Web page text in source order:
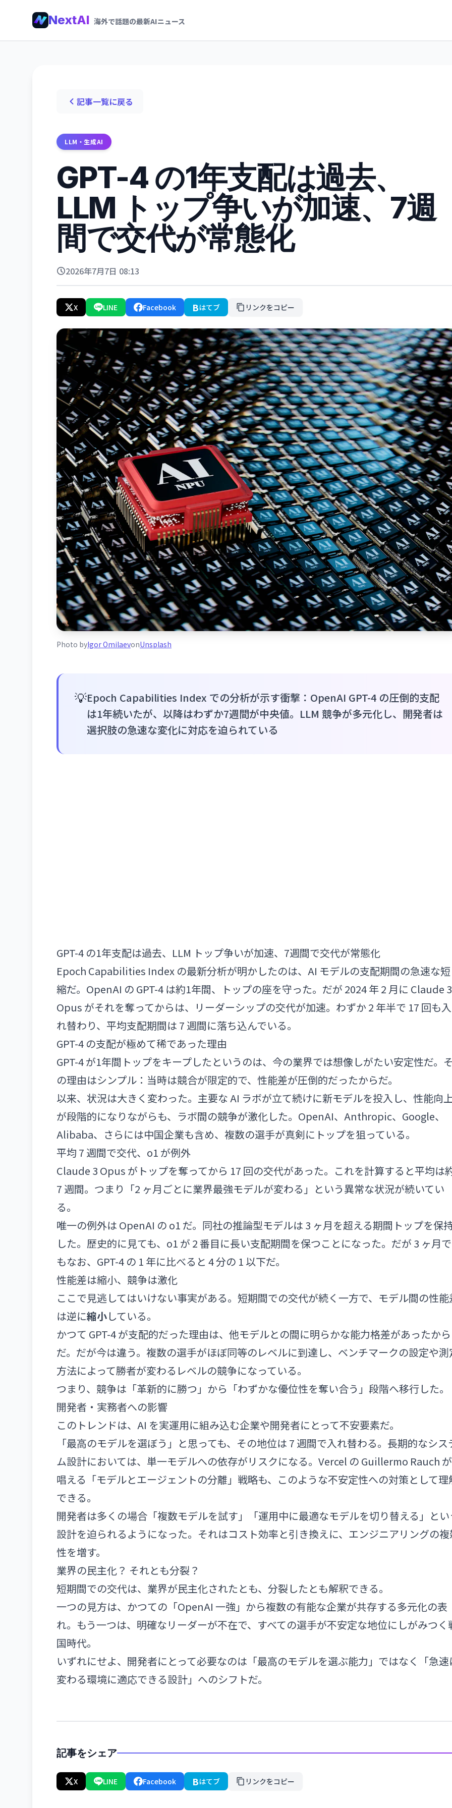
NextAI 海外で話題の最新AIニュース
記事一覧に戻る
LLM・生成AI
GPT-4 の1年支配は過去、
LLM トップ争いが加速、7週
間で交代が常態化
2026年7月7日 08:13
X LINE Facebook Bはてブ リンクをコピー
Photo byIgor OmilaevonUnsplash
💡Epoch Capabilities Index での分析が示す衝撃：OpenAI GPT-4 の圧倒的支配
は1年続いたが、以降はわずか7週間が中央値。LLM 競争が多元化し、開発者は
選択肢の急速な変化に対応を迫られている
GPT-4 の1年支配は過去、LLM トップ争いが加速、7週間で交代が常態化
Epoch Capabilities Index の最新分析が明かしたのは、AI モデルの支配期間の急速な短
縮だ。OpenAI の GPT-4 は約1年間、トップの座を守った。だが 2024 年 2 月に Claude 3
Opus がそれを奪ってからは、リーダーシップの交代が加速。わずか 2 年半で 17 回も入
れ替わり、平均支配期間は 7 週間に落ち込んでいる。
GPT-4 の支配が極めて稀であった理由
GPT-4 が1年間トップをキープしたというのは、今の業界では想像しがたい安定性だ。
の理由はシンプル：当時は競合が限定的で、性能差が圧倒的だったからだ。
以来、状況は大きく変わった。主要な AI ラボが立て続けに新モデルを投入し、性能向
が段階的になりながらも、ラボ間の競争が激化した。OpenAI、Anthropic、Google、
Alibaba、さらには中国企業も含め、複数の選手が真剣にトップを狙っている。
平均 7 週間で交代、o1 が例外
Claude 3 Opus がトップを奪ってから 17 回の交代があった。これを計算すると平均は
7 週間。つまり「2 ヶ月ごとに業界最強モデルが変わる」という異常な状況が続いてい
る。
唯一の例外は OpenAI の o1 だ。同社の推論型モデルは 3 ヶ月を超える期間トップを保
した。歴史的に見ても、o1 が 2 番目に長い支配期間を保つことになった。だが 3 ヶ月で
もなお、GPT-4 の 1 年に比べると 4 分の 1 以下だ。
性能差は縮小、競争は激化
ここで見逃してはいけない事実がある。短期間での交代が続く一方で、モデル間の性能
は逆に縮小している。
かつて GPT-4 が支配的だった理由は、他モデルとの間に明らかな能力格差があったから
だ。だが今は違う。複数の選手がほぼ同等のレベルに到達し、ベンチマークの設定や測
方法によって勝者が変わるレベルの競争になっている。
つまり、競争は「革新的に勝つ」から「わずかな優位性を奪い合う」段階へ移行した。
開発者・実務者への影響
このトレンドは、AI を実運用に組み込む企業や開発者にとって不安要素だ。
「最高のモデルを選ぼう」と思っても、その地位は 7 週間で入れ替わる。長期的なシス
ム設計においては、単一モデルへの依存がリスクになる。Vercel の Guillermo Rauch が
唱える「モデルとエージェントの分離」戦略も、このような不安定性への対策として理
できる。
開発者は多くの場合「複数モデルを試す」「運用中に最適なモデルを切り替える」と
設計を迫られるようになった。それはコスト効率と引き換えに、エンジニアリングの
性を増す。
業界の民主化？ それとも分裂？
短期間での交代は、業界が民主化されたとも、分裂したとも解釈できる。
一つの見方は、かつての「OpenAI 一強」から複数の有能な企業が共存する多元化の表
れ。もう一つは、明確なリーダーが不在で、すべての選手が不安定な地位にしがみつく
国時代。
いずれにせよ、開発者にとって必要なのは「最高のモデルを選ぶ能力」ではなく「急速
変わる環境に適応できる設計」へのシフトだ。
記事をシェア
X LINE Facebook Bはてブ リンクをコピー